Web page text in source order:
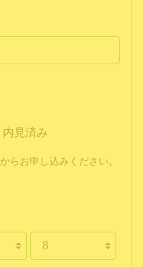
内見済み
からお申し込みください。